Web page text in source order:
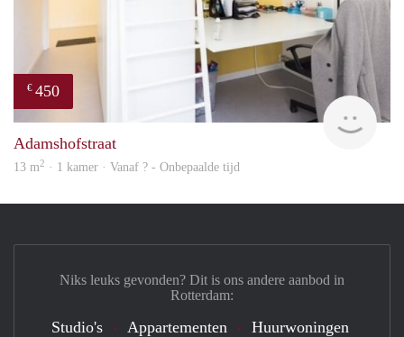
€ 450
rent
Adamshofstraat
13 m2 · 1 kamer · Vanaf ? - Onbepaalde tijd
Niks leuks gevonden? Dit is ons andere aanbod in
Rotterdam:
Studio's Appartementen Huurwoningen